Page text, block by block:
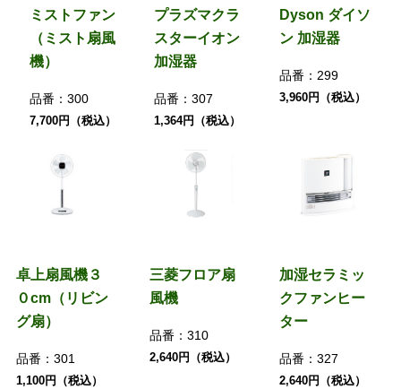
ミストファン
（ミスト扇風
機）
品番： 300
7,700円（税込）
プラズマクラ
スターイオン
加湿器
品番：307
1,364円（税込）
Dyson ダイソ
ン 加湿器
品番：299
3,960円（税込）
卓上扇風機３
０cm（リビン
グ扇）
品番： 301
1,100円（税込）
三菱フロア扇
風機
品番：310
2,640円（税込）
加湿セラミッ
クファンヒー
ター
品番：327
2,640円（税込）